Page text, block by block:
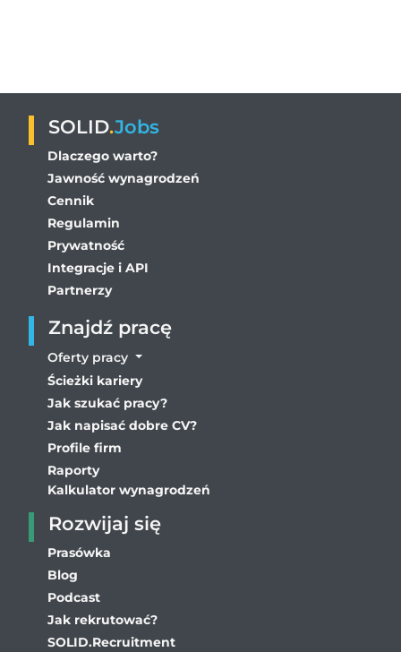
SOLID.Jobs
Dlaczego warto?
Jawność wynagrodzeń
Cennik
Regulamin
Prywatność
Integracje i API
Partnerzy
Znajdź pracę
Oferty pracy
Ścieżki kariery
Jak szukać pracy?
Jak napisać dobre CV?
Profile firm
Raporty
Kalkulator wynagrodzeń
Rozwijaj się
Prasówka
Blog
Podcast
Jak rekrutować?
SOLID.Recruitment